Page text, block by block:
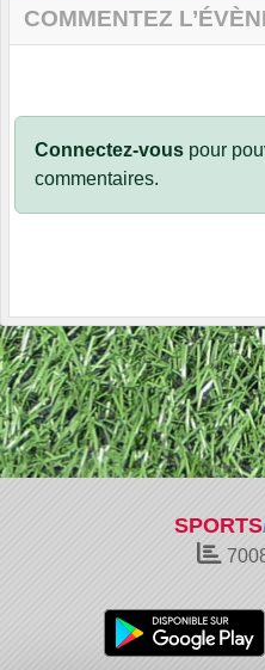
COMMENTEZ
Connectez-vous pour
commentaires.
SPORTS